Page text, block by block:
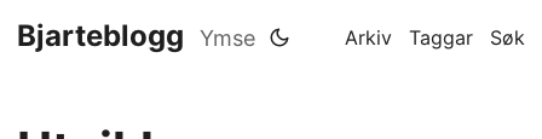
Bjarteblogg Ymse Arkiv Taggar Søk